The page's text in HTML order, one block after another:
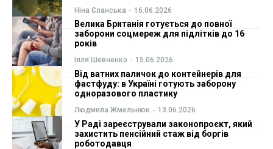
Курс валют
Ми в соц. мережах
Курс валют
Ми в соц. мережах
Ніна Єланська - 16.06.2026
Велика Британія готується до повної
заборони соцмереж для підлітків до 16
років
Ілля Шевченко - 15.06.2026
Від ватних паличок до контейнерів для
фастфуду: в Україні готують заборону
одноразового пластику
Людмила Жмельнюк - 13.06.2026
У Раді зареєстрували законопроєкт, який
захистить пенсійний стаж від боргів
роботодавця